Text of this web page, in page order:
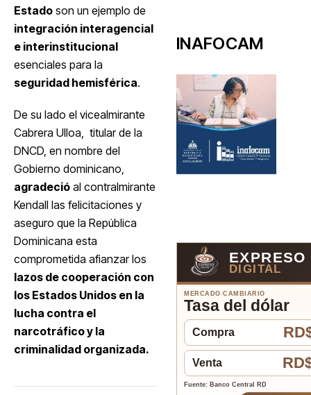
Estado son un ejemplo de
integración interagencial
e interinstitucional
esenciales para la
seguridad hemisférica.
De su lado el vicealmirante
Cabrera Ulloa, titular de la
DNCD, en nombre del
Gobierno dominicano,
agradeció al contralmirante
Kendall las felicitaciones y
aseguro que la República
Dominicana esta
comprometida afianzar los
lazos de cooperación con
los Estados Unidos en la
lucha contra el
narcotráfico y la
criminalidad organizada.
INAFOCAM
EXPRESO
DIGITAL
MERCADO CAMBIARIO
Tasa del dólar
Compra
Venta
Fuente: Banco Central RD